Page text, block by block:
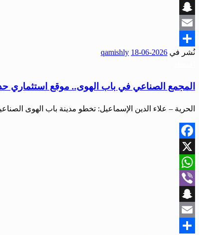
Viber
Snapchat
Email
Share
نُشر في 2026-06-18
qamishly
المجمع الصناعي في باب الهوى.. موقع استثماري
الحرية – علاء الدين الإسماعيل: تخطو مدينة باب الهوى
Facebook
X
WhatsApp
Viber
Snapchat
Email